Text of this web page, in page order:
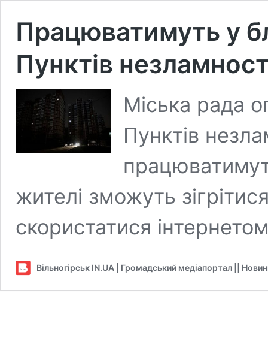
Працюватимуть у
Пунктів
Міська рада
Пунктів
жителі зможуть
скористатися
Вільногірськ IN.UA | Громадський медіапортал ||